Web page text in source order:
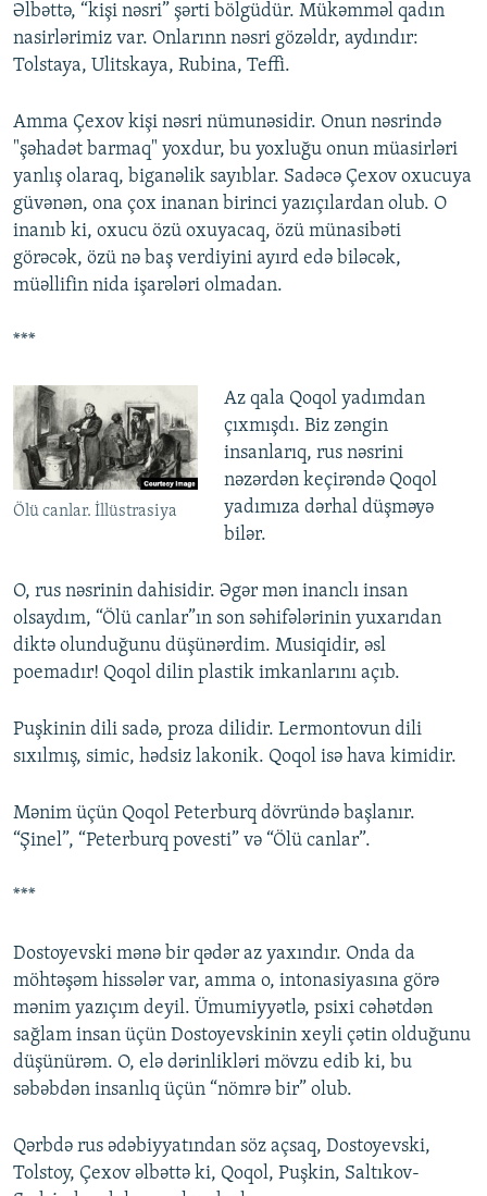
Əlbəttə, “kişi nəsri” şərti bölgüdür. Mükəmməl qadın
nasirlərimiz var. Onlarınn nəsri gözəldr, aydındır:
Tolstaya, Ulitskaya, Rubina, Teffi.
Amma Çexov kişi nəsri nümunəsidir. Onun nəsrində
"şəhadət barmaq" yoxdur, bu yoxluğu onun müasirləri
yanlış olaraq, biganəlik sayıblar. Sadəcə Çexov oxucuya
güvənən, ona çox inanan birinci yazıçılardan olub. O
inanıb ki, oxucu özü oxuyacaq, özü münasibəti
görəcək, özü nə baş verdiyini ayırd edə biləcək,
müəllifin nida işarələri olmadan.
***
Ölü canlar. İllüstrasiya
Az qala Qoqol yadımdan
çıxmışdı. Biz zəngin
insanlarıq, rus nəsrini
nəzərdən keçirəndə Qoqol
yadımıza dərhal düşməyə
bilər.
O, rus nəsrinin dahisidir. Əgər mən inanclı insan
olsaydım, “Ölü canlar”ın son səhifələrinin yuxarıdan
diktə olunduğunu düşünərdim. Musiqidir, əsl
poemadır! Qoqol dilin plastik imkanlarını açıb.
Puşkinin dili sadə, proza dilidir. Lermontovun dili
sıxılmış, simic, hədsiz lakonik. Qoqol isə hava kimidir.
Mənim üçün Qoqol Peterburq dövründə başlanır.
“Şinel”, “Peterburq povesti” və “Ölü canlar”.
***
Dostoyevski mənə bir qədər az yaxındır. Onda da
möhtəşəm hissələr var, amma o, intonasiyasına görə
mənim yazıçım deyil. Ümumiyyətlə, psixi cəhətdən
sağlam insan üçün Dostoyevskinin xeyli çətin olduğunu
düşünürəm. O, elə dərinlikləri mövzu edib ki, bu
səbəbdən insanlıq üçün “nömrə bir” olub.
Qərbdə rus ədəbiyyatından söz açsaq, Dostoyevski,
Tolstoy, Çexov əlbəttə ki, Qoqol, Puşkin, Saltıkov-